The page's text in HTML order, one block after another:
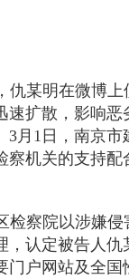
仇某明在微博
速扩散，影响
3月1日，南京
察机关的支持
检察院以涉嫌
，认定被告人
门户网站及全